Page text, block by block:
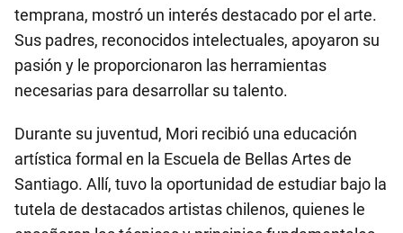
temprana, mostró un interés destacado por el arte.
Sus padres, reconocidos intelectuales, apoyaron su
pasión y le proporcionaron las herramientas
necesarias para desarrollar su talento.
Durante su juventud, Mori recibió una educación
artística formal en la Escuela de Bellas Artes de
Santiago. Allí, tuvo la oportunidad de estudiar bajo la
tutela de destacados artistas chilenos, quienes le